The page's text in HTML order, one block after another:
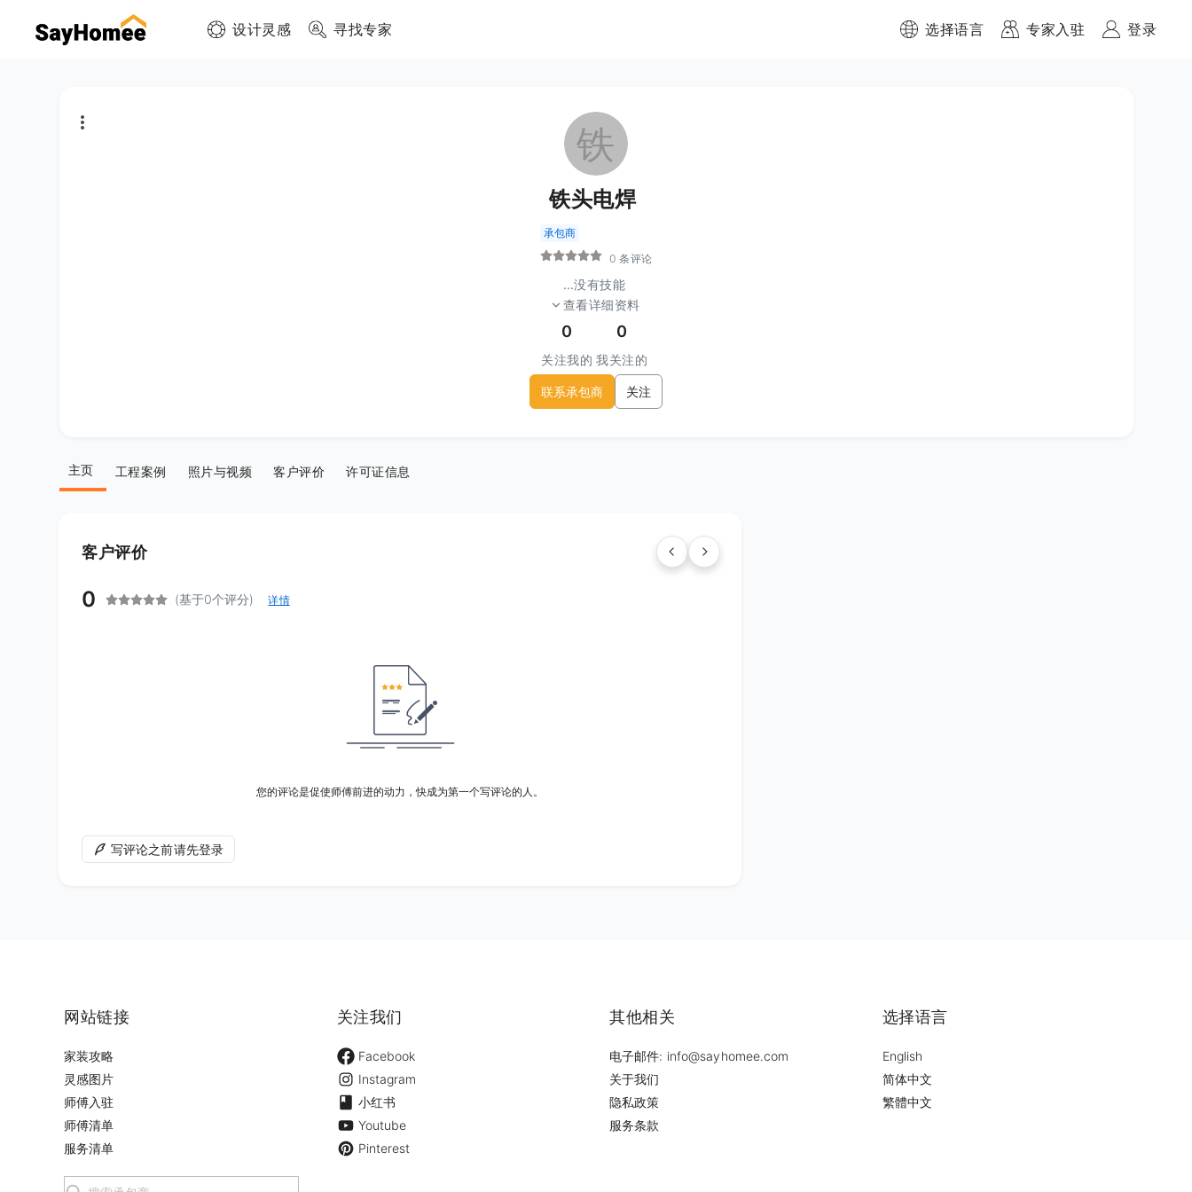
设计灵感 寻找专家 选择语言 专家入驻 登录
铁
铁头电焊
承包商
0 条评论
...没有技能
查看详细资料
0
关注我的
0
我关注的
联系承包商 关注
主页 工程案例 照片与视频 客户评价 许可证信息
客户评价
0 (基于0个评分) 详情
您的评论是促使师傅前进的动力，快成为第一个写评论的人。
写评论之前请先登录
网站链接
家装攻略
灵感图片
师傅入驻
师傅清单
服务清单
关注我们
Facebook
Instagram
小红书
Youtube
Pinterest
其他相关
电子邮件: info@sayhomee.com
关于我们
隐私政策
服务条款
选择语言
English
简体中文
繁體中文